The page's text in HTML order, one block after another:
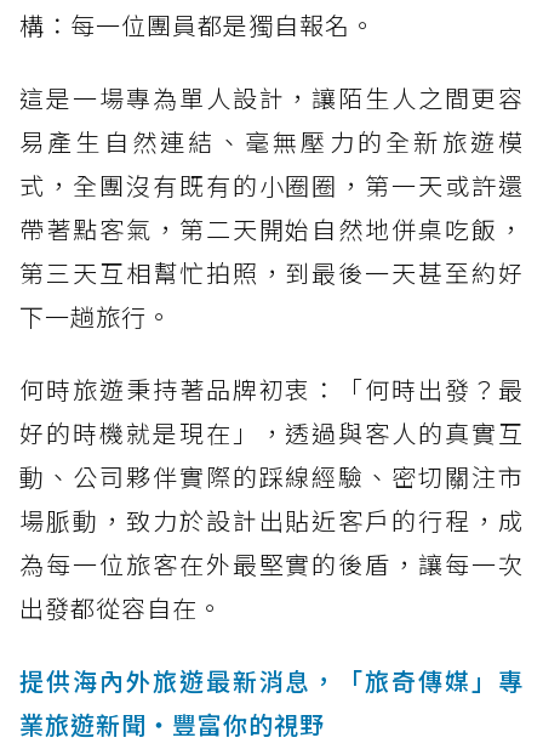
構：每一位團員都是獨自報名。
這是一場專為單人設計，讓陌生人之間更容
易產生自然連結、毫無壓力的全新旅遊模
式，全團沒有既有的小圈圈，第一天或許還
帶著點客氣，第二天開始自然地併桌吃飯，
第三天互相幫忙拍照，到最後一天甚至約好
下一趟旅行。
何時旅遊秉持著品牌初衷：「何時出發？最
好的時機就是現在」，透過與客人的真實互
動、公司夥伴實際的踩線經驗、密切關注市
場脈動，致力於設計出貼近客戶的行程，成
為每一位旅客在外最堅實的後盾，讓每一次
出發都從容自在。
提供海內外旅遊最新消息，「旅奇傳媒」專
業旅遊新聞‧豐富你的視野